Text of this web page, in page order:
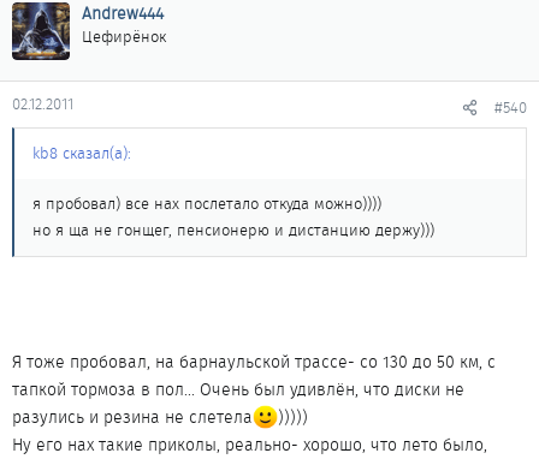
Andrew444
Цефирёнок
02.12.2011 #540
kb8 сказал(а):
я пробовал) все нах послетало откуда можно))))
но я ща не гонщег, пенсионерю и дистанцию держу)))
Я тоже пробовал, на барнаульской трассе- со 130 до 50 км, с
тапкой тормоза в пол... Очень был удивлён, что диски не
разулись и резина не слетела
)))))
Ну его нах такие приколы, реально- хорошо, что лето было,